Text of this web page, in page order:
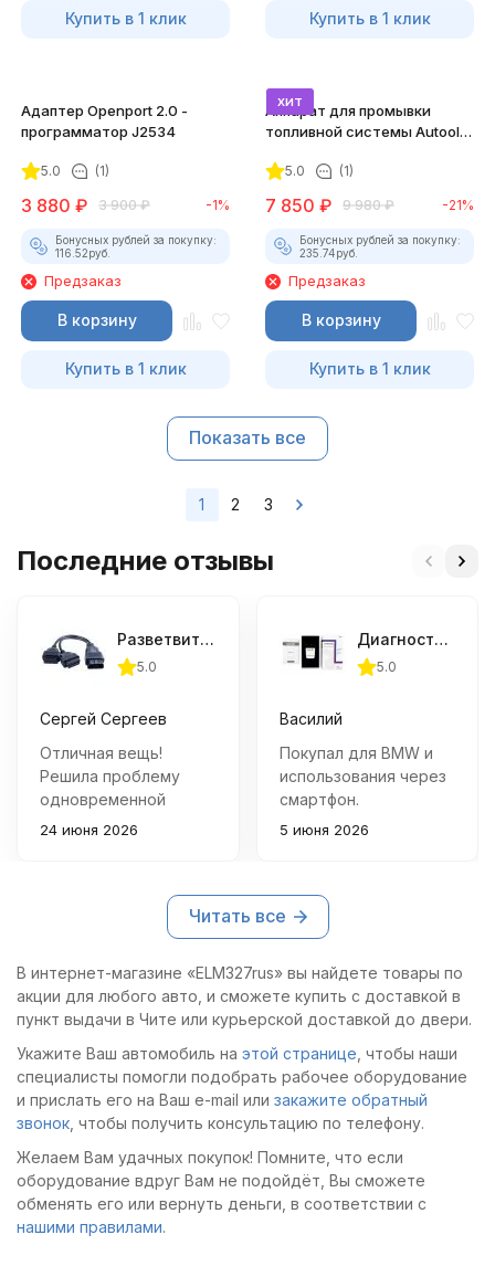
Купить в 1 клик Купить в 1 клик
Адаптер Openport 2.0 -
программатор J2534
5.0 (1)
3 880 ₽ 3 900 ₽ -1%
Бонусных рублей за покупку:
116.52руб.
Предзаказ
В корзину
Купить в 1 клик
хит
Аппарат для промывки
топливной системы Autool
5.0 (1)
7 850 ₽ 9 980 ₽ -21%
Бонусных рублей за покупку:
235.74руб.
Предзаказ
В корзину
Купить в 1 клик
Показать все
1 2 3
Последние отзывы
Разветвитель OBD2
5.0
Сергей Сергеев
Отличная вещь!
Решила проблему
одновременной
работы нескольких
контакты работают
24 июня 2026
Диагностический адаптер Vgate vLinker BM+ (BLE+Bluetooth 4.0/Bluetooth 3.0)
5.0
Василий
Покупал для BMW и
использования через
смартфон.
Подключается
намного стабильнее
дешёвых ELM-
адаптеров с
Использую для
контроля параметров
двигателя и
периодической
диагностики. Могу
рекомендовать к
приобретению
5 июня 2026
Читать все
В интернет-магазине «ELM327rus» вы найдете товары по
акции для любого авто, и сможете купить с доставкой в
пункт выдачи в Чите или курьерской доставкой до двери.
Укажите Ваш автомобиль на этой странице , чтобы наши
специалисты помогли подобрать рабочее оборудование
и прислать его на Ваш e-mail или закажите обратный
звонок , чтобы получить консультацию по телефону.
Желаем Вам удачных покупок! Помните, что если
оборудование вдруг Вам не подойдёт, Вы сможете
обменять его или вернуть деньги, в соответствии с
нашими правилами.